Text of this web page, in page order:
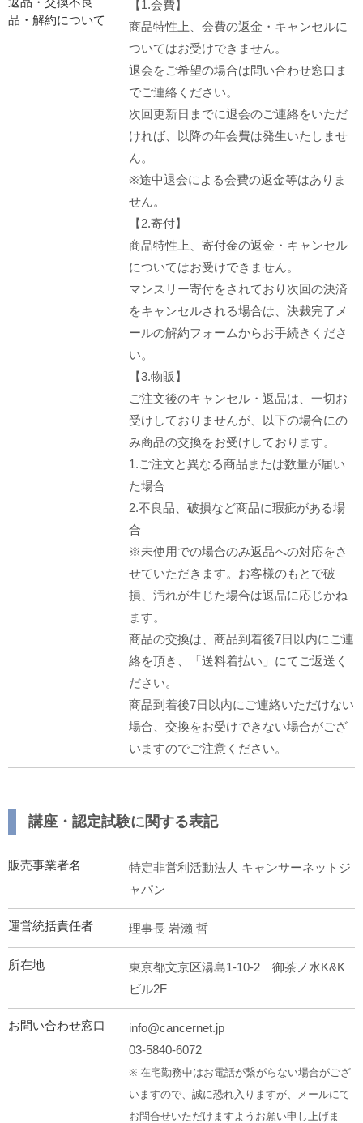
品・解約について
【1.会費】
商品特性上、会費の返金・キャンセルに
ついてはお受けできません。
退会をご希望の場合は問い合わせ窓口ま
でご連絡ください。
次回更新日までに退会のご連絡をいただ
ければ、以降の年会費は発生いたしませ
ん。
※途中退会による会費の返金等はありま
せん。
【2.寄付】
商品特性上、寄付金の返金・キャンセル
についてはお受けできません。
マンスリー寄付をされており次回の決済
をキャンセルされる場合は、決裁完了メ
ールの解約フォームからお手続きくださ
い。
【3.物販】
ご注文後のキャンセル・返品は、一切お
受けしておりませんが、以下の場合にの
み商品の交換をお受けしております。
1.ご注文と異なる商品または数量が届い
た場合
2.不良品、破損など商品に瑕疵がある場
合
※未使用での場合のみ返品への対応をさ
せていただきます。お客様のもとで破
損、汚れが生じた場合は返品に応じかね
ます。
商品の交換は、商品到着後7日以内にご連
絡を頂き、「送料着払い」にてご返送く
ださい。
商品到着後7日以内にご連絡いただけない
場合、交換をお受けできない場合がござ
いますのでご注意ください。
講座・認定試験に関する表記
販売事業者名
特定非営利活動法人 キャンサーネットジ
ャパン
運営統括責任者 理事長 岩瀨 哲
所在地
東京都文京区湯島1-10-2 御茶ノ水K&K
ビル2F
お問い合わせ窓口
info@cancernet.jp
03-5840-6072
※ 在宅勤務中はお電話が繋がらない場合がござ
いますので、誠に恐れ入りますが、メールにて
お問合せいただけますようお願い申し上げま